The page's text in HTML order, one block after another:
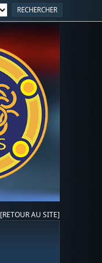
[RETOUR AU SITE]